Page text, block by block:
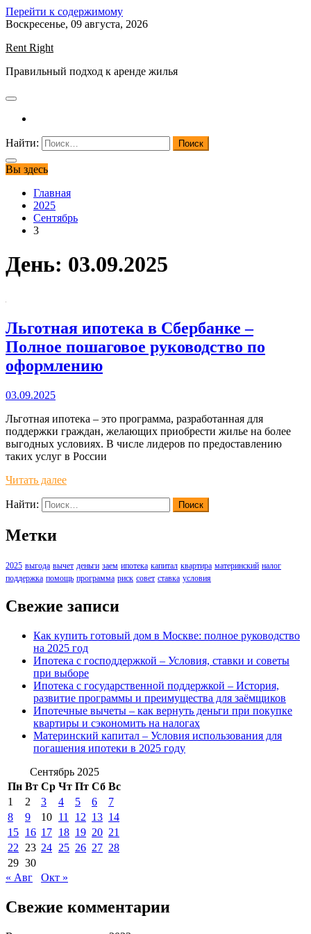
Перейти к содержимому
Воскресенье, 09 августа, 2026
Rent Right
Правильный подход к аренде жилья
Найти:
Вы здесь
Главная
2025
Сентябрь
3
День: 03.09.2025
Льготная ипотека в Сбербанке –
Полное пошаговое руководство по
оформлению
03.09.2025
Льготная ипотека – это программа, разработанная для
поддержки граждан, желающих приобрести жилье на более
выгодных условиях. В числе лидеров по предоставлению
таких услуг в России
Читать далее
Найти:
Метки
2025 выгода вычет деньги заем ипотека капитал квартира материнский налог
поддержка помощь программа риск совет ставка условия
Свежие записи
Как купить готовый дом в Москве: полное руководство
на 2025 год
Ипотека с господдержкой – Условия, ставки и советы
при выборе
Ипотека с государственной поддержкой – История,
развитие программы и преимущества для заёмщиков
Ипотечные вычеты – как вернуть деньги при покупке
квартиры и сэкономить на налогах
Материнский капитал – Условия использования для
погашения ипотеки в 2025 году
Сентябрь 2025
Пн Вт Ср Чт Пт Сб Вс
1
2 3 4 5 6
7
8
9 10 11 12 13 14
15 16 17 18 19 20 21
22
23 24 25 26 27 28
29 30
« Авг
Окт »
Свежие комментарии